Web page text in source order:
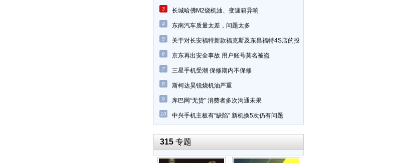
3 长城哈佛M2烧机油、变速箱异响
4 东南汽车质量太差，问题太多
5 关于对长安福特新款福克斯及东昌福特4S店的投
6 京东再出安全事故 用户账号莫名被盗
7 三星手机受潮 保修期内不保修
8 斯柯达昊锐烧机油严重
9 库巴网“无货” 消费者多次沟通未果
10 中兴手机主板有“缺陷” 新机换5次仍有问题
315 专题